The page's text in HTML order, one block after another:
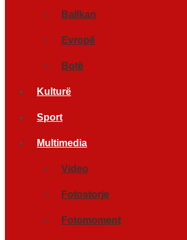
Ballkan
Evropë
Botë
Kulturë
Sport
Multimedia
Video
Fotostorje
Fotomoment